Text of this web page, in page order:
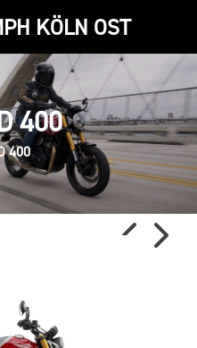
KÖLN OST
400
400